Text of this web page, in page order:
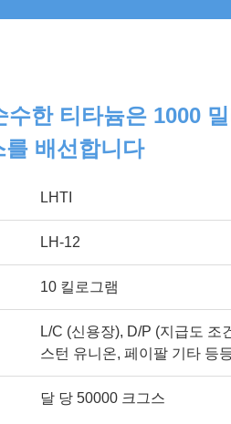
한 티타늄은 1000 밀
를 배선합니다
LHTI
LH-12
10 킬로그램
L/C (신용장), D/P (지급도 조
스턴 유니온, 페이팔 기타 등
달 당 50000 크그스